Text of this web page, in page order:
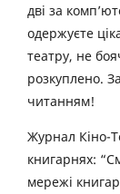
дві за
одержуєте
театру, не
розкуплено.
читанням!
Журнал Кіно-
книгарнях:
мережі